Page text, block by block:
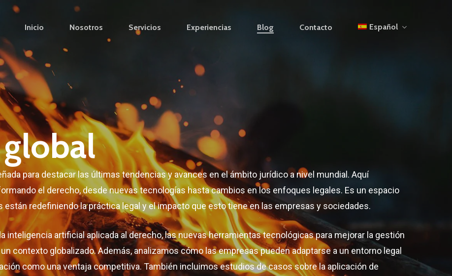
Inicio Nosotros Servicios Experiencias Blog Contacto Español
para destacar las últimas tendencias y avances en el ámbito jurídico a nivel mundial. Aquí
el derecho, desde nuevas tecnologías hasta cambios en los enfoques legales. Es un espacio
redefiniendo la práctica legal y el impacto que esto tiene en las empresas y sociedades.
artificial aplicada al derecho, las nuevas herramientas tecnológicas para mejorar la gestión
contexto globalizado. Además, analizamos cómo las empresas pueden adaptarse a un entorno legal
como una ventaja competitiva. También incluimos estudios de casos sobre la aplicación de